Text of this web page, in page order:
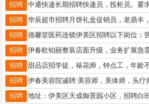
招聘
招聘
招聘
招聘
招聘
招聘
招聘